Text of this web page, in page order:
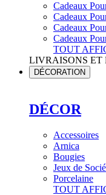
Cadeaux
Cadeaux
Cadeaux
Cadeaux
TOUT
LIVRAISONS ET
DÉCORATION
DÉCOR
Accessoires
Arnica
Bougies
Jeux de
Porcelaine
TOUT